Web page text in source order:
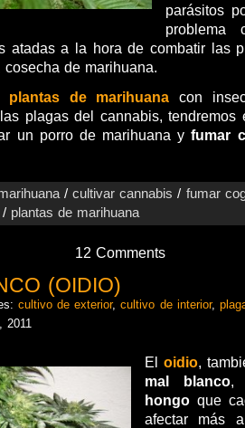
parásitos
problema
atadas a la hora de combatir las
de marihuana.
plantas de marihuana con
plagas del cannabis, tendremos
un porro de marihuana yfumar
/cultivar cannabis / fumar
/ plantas de marihuana
12 Comments
(OIDIO)
cultivo de exterior,cultivo de interior,
2011
Eloidio,
mal
blanco,
hongo que
afectar más